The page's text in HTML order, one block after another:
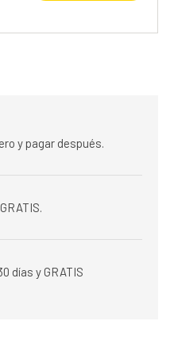
y pagar después.
días y GRATIS